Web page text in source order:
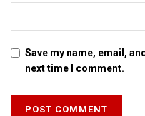
Save my name, email,
next time I comment.